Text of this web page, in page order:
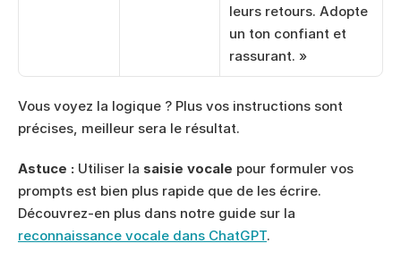
leurs retours. Adopte
un ton confiant et
rassurant. »
Vous voyez la logique ? Plus vos instructions sont
précises, meilleur sera le résultat.
Astuce : Utiliser la saisie vocale pour formuler vos
prompts est bien plus rapide que de les écrire.
reconnaissance vocale dans ChatGPT.